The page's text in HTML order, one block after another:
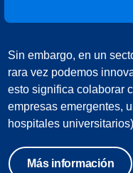
Sin embargo, en un
rara vez podemos
esto significa colaborar
empresas emergentes,
hospitales
Más información